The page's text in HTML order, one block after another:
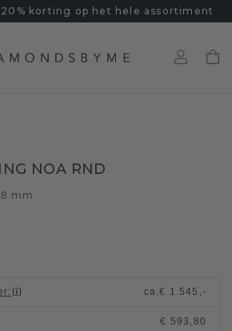
20% korting op het hele assortiment
NOA RND
mm
: ca.€ 1.545,-
€ 593,80